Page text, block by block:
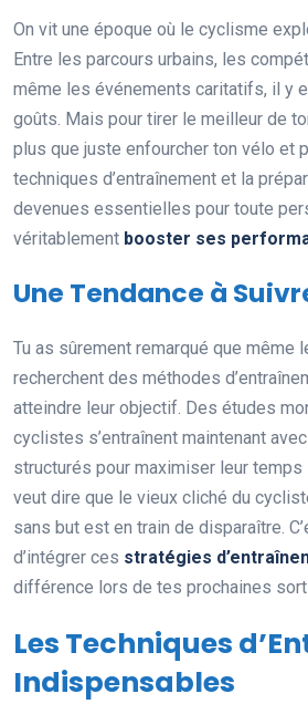
On vit une époque où le cyclisme
Entre les parcours urbains, les
même les événements caritatifs, il y
goûts. Mais pour tirer le meilleur de
plus que juste enfourcher ton vélo et
techniques d’entraînement et la
devenues essentielles pour toute
véritablement booster ses
Une Tendance à
Tu as sûrement remarqué que même
recherchent des méthodes
atteindre leur objectif. Des études
cyclistes s’entraînent maintenant
structurés pour maximiser leur temps
veut dire que le vieux cliché du
sans but est en train de disparaître.
d’intégrer ces stratégies
différence lors de tes prochaines
Les Techniques
Indispensables